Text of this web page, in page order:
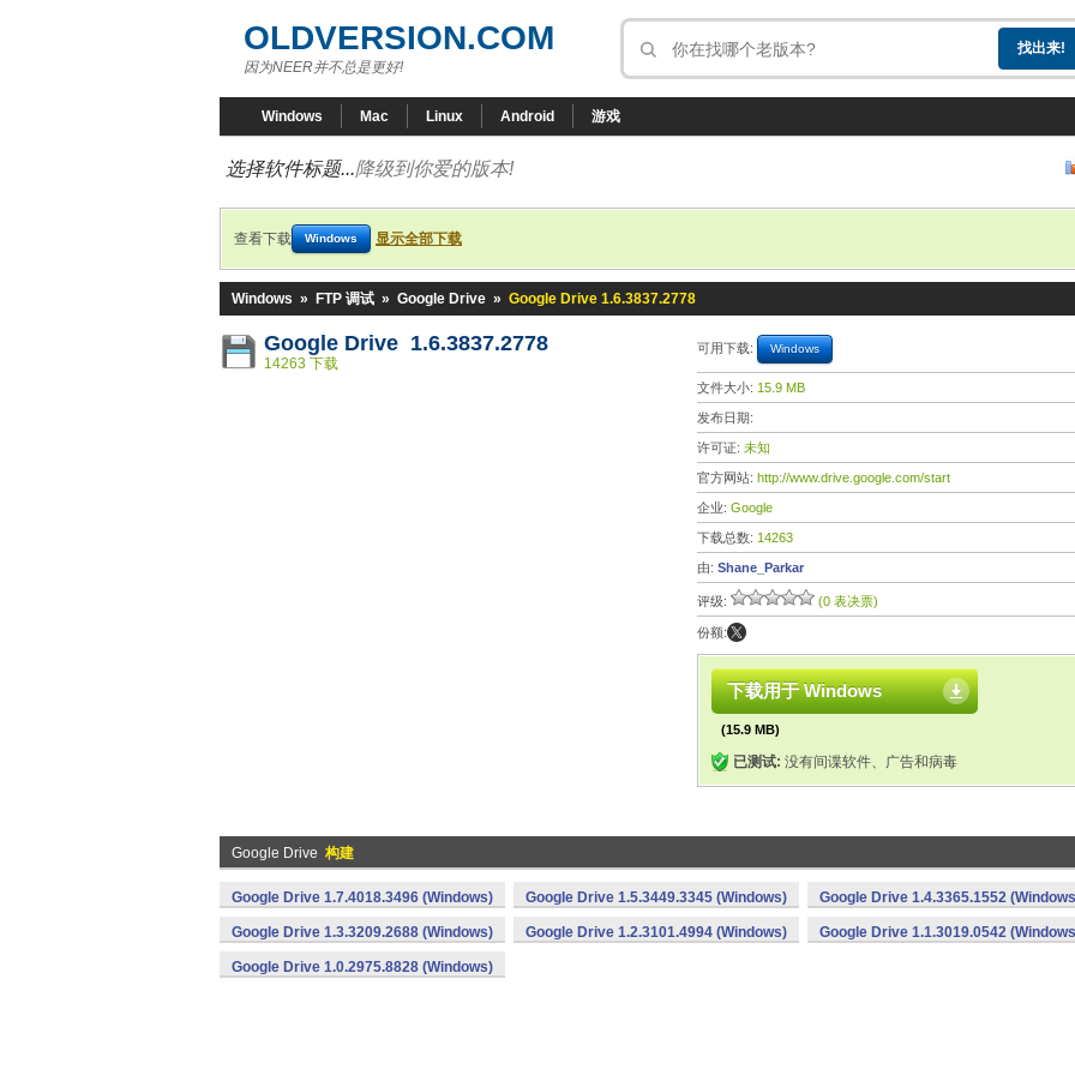
OLDVERSION.COM
因为NEER并不总是更好!
Windows Mac Linux Android 游戏
选择软件标题...降级到你爱的版本!
查看下载 Windows 显示全部下载
Windows » FTP 调试 » Google Drive » Google Drive 1.6.3837.2778
Google Drive 1.6.3837.2778
14263 下载
可用下载: Windows
文件大小: 15.9 MB
发布日期:
许可证: 未知
官方网站: http://www.drive.google.com/start
企业: Google
下载总数: 14263
由: Shane_Parkar
评级: (0 表决票)
份额:
下载用于 Windows
(15.9 MB)
已测试: 没有间谍软件、广告和病毒
Google Drive 构建
Google Drive 1.7.4018.3496 (Windows) Google Drive 1.5.3449.3345 (Windows) Google Drive 1.4.3365.1552
Google Drive 1.3.3209.2688 (Windows) Google Drive 1.2.3101.4994 (Windows) Google Drive 1.1.3019.0542
Google Drive 1.0.2975.8828 (Windows)